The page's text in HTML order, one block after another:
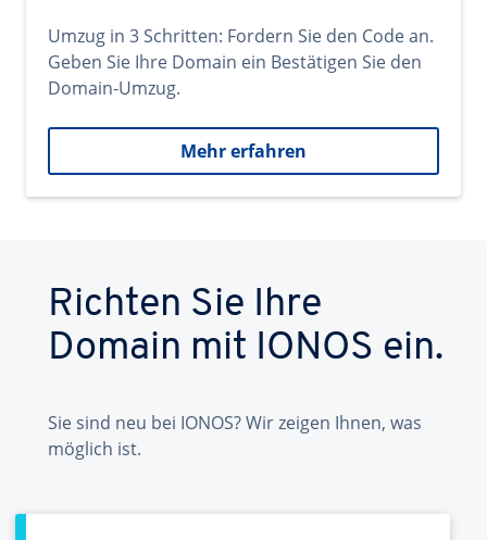
Umzug in 3 Schritten: Fordern Sie den Code an.
Geben Sie Ihre Domain ein Bestätigen Sie den
Domain-Umzug.
Mehr erfahren
Richten Sie Ihre
Domain mit IONOS ein.
Sie sind neu bei IONOS? Wir zeigen Ihnen, was
möglich ist.